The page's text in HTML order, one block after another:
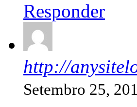
Responder
http://
Setembro 25,